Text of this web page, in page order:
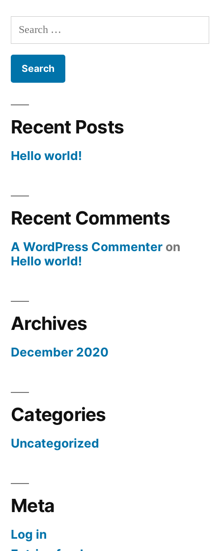
Search
for:
Recent Posts
Hello world!
Recent Comments
A WordPress Commenter on
Hello world!
Archives
December 2020
Categories
Uncategorized
Meta
Log in